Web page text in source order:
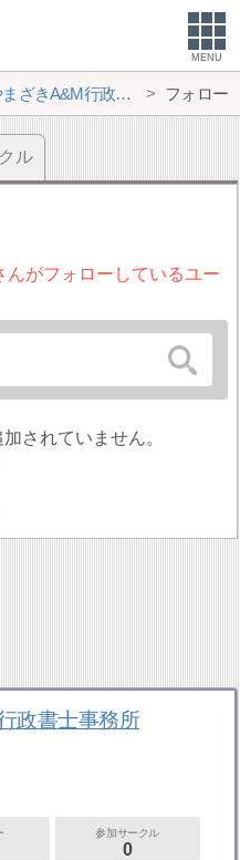
MENU
ざきA&M行政書士事務所 フォロー
ル
んがフォローしているユー
されていません。
政書士事務所
参加サークル
0